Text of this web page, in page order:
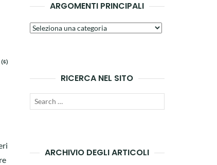
(6)
ARGOMENTI PRINCIPALI
Argomenti
RICERCA NEL SITO
Search
ARCHIVIO DEGLI ARTICOLI